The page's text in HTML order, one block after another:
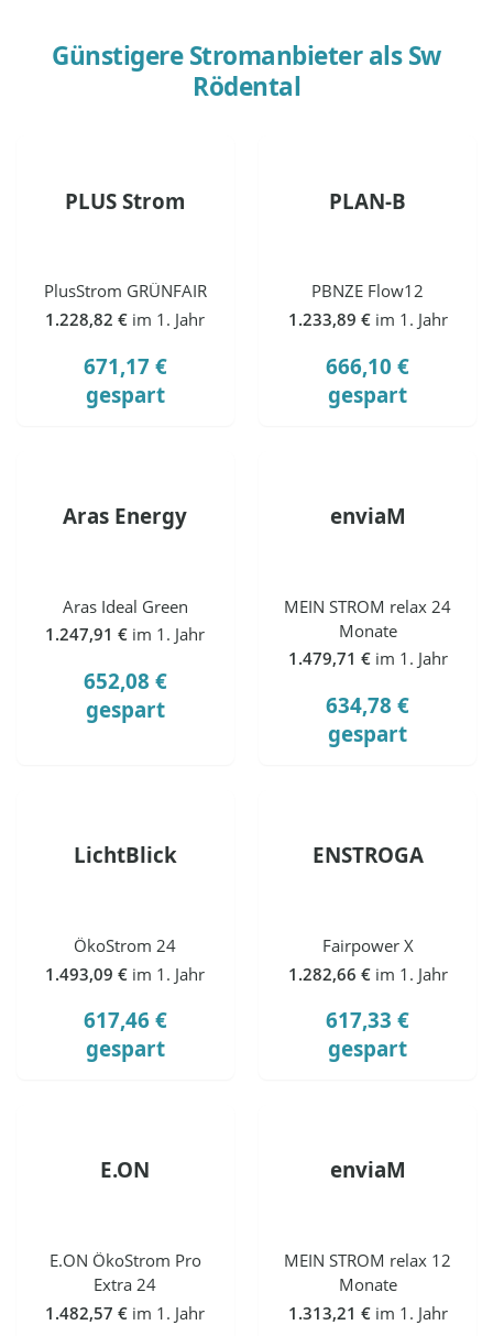
Günstigere Stromanbieter alsSw
Rödental
PLUS Strom
PlusStrom GRÜNFAIR
1.228,82 € im 1. Jahr
671,17 €
gespart
PLAN-B
PBNZE Flow12
1.233,89 € im 1. Jahr
666,10 €
gespart
Aras Energy
Aras Ideal Green
1.247,91 € im 1. Jahr
652,08 €
gespart
enviaM
MEIN STROM relax 24
Monate
1.479,71 € im 1. Jahr
634,78 €
gespart
LichtBlick
ÖkoStrom 24
1.493,09 € im 1. Jahr
617,46 €
gespart
ENSTROGA
Fairpower X
1.282,66 € im 1. Jahr
617,33 €
gespart
E.ON
E.ON ÖkoStrom Pro
Extra 24
1.482,57 € im 1. Jahr
enviaM
MEIN STROM relax 12
Monate
1.313,21 € im 1. Jahr